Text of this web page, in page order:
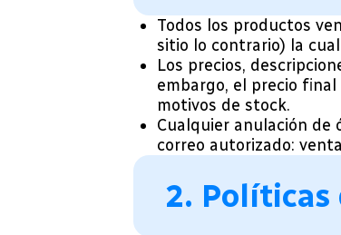
Todos los productos
sitio lo contrario) la
Los precios,
embargo, el precio
motivos de stock.
Cualquier anulación de
correo autorizado:
2. Políticas